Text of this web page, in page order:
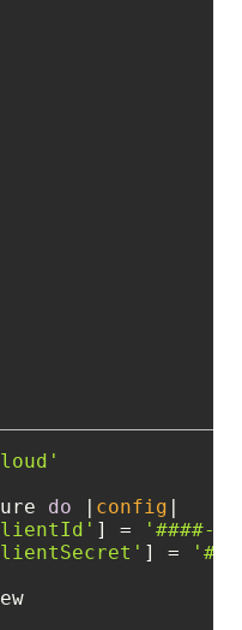
do | config |
] =
'####-
] =